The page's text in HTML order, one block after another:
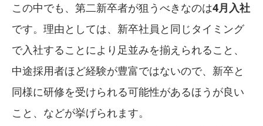
この中でも、第二新卒者が狙うべきなのは4月入社
です。理由としては、新卒社員と同じタイミング
で入社することにより足並みを揃えられること、
中途採用者ほど経験が豊富ではないので、新卒と
同様に研修を受けられる可能性があるほうが良い
こと、などが挙げられます。